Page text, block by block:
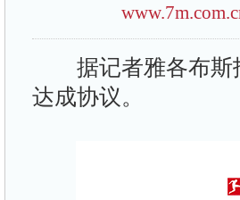
据记者雅各布斯
达成协议。